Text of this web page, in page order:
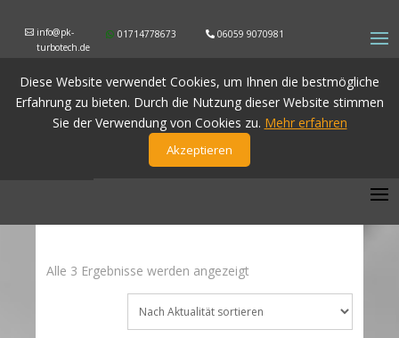
info@pk-
turbotech.de
Diese Website verwendet Cookies, um Ihnen die bestmögliche
Erfahrung zu bieten. Durch die Nutzung dieser Website stimmen
Sie der Verwendung von Cookies zu. Mehr erfahren
Akzeptieren
01714778673 06059 9070981
Alle 3 Ergebnisse werden angezeigtNach
Aktualität
sortiert